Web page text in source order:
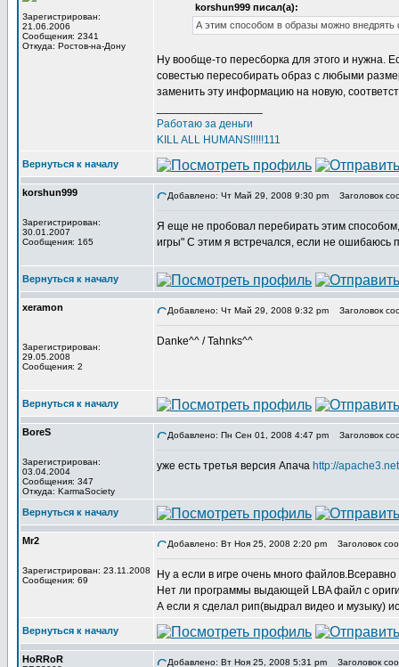
Зарегистрирован:
21.06.2006
Сообщения: 2341
Откуда: Ростов-на-Дону
korshun999 писал(а):
А этим способом в образы можно
Ну вообще-то пересборка для этого и нужна.
совестью пересобирать образ с любыми
заменить эту информацию на новую,
Работаю за деньги
KILL ALL HUMANS!!!!!111
Вернуться к началу
korshun999
Зарегистрирован:
30.01.2007
Сообщения: 165
Добавлено: Чт Май 29, 2008 9:30 pm Заголовок
Я еще не пробовал перебирать этим
игры" С этим я встречался, если не ошибаюсь
Вернуться к началу
xeramon
Зарегистрирован:
29.05.2008
Сообщения: 2
Добавлено: Чт Май 29, 2008 9:32 pm Заголовок
Danke^^ / Tahnks^^
Вернуться к началу
BoreS
Зарегистрирован:
03.04.2004
Сообщения: 347
Откуда: KarmaSociety
Добавлено: Пн Сен 01, 2008 4:47 pm Заголовок
уже есть третья версия Апача http://
Вернуться к началу
Mr2
Зарегистрирован: 23.11.2008
Сообщения: 69
Добавлено: Вт Ноя 25, 2008 2:20 pm Заголовок
Ну а если в игре очень много
Нет ли программы выдающей LBA файл с
А если я сделал рип(выдрал видео и музыку)
Вернуться к началу
HoRRoR Добавлено: Вт Ноя 25, 2008 5:31 pm Заголовок